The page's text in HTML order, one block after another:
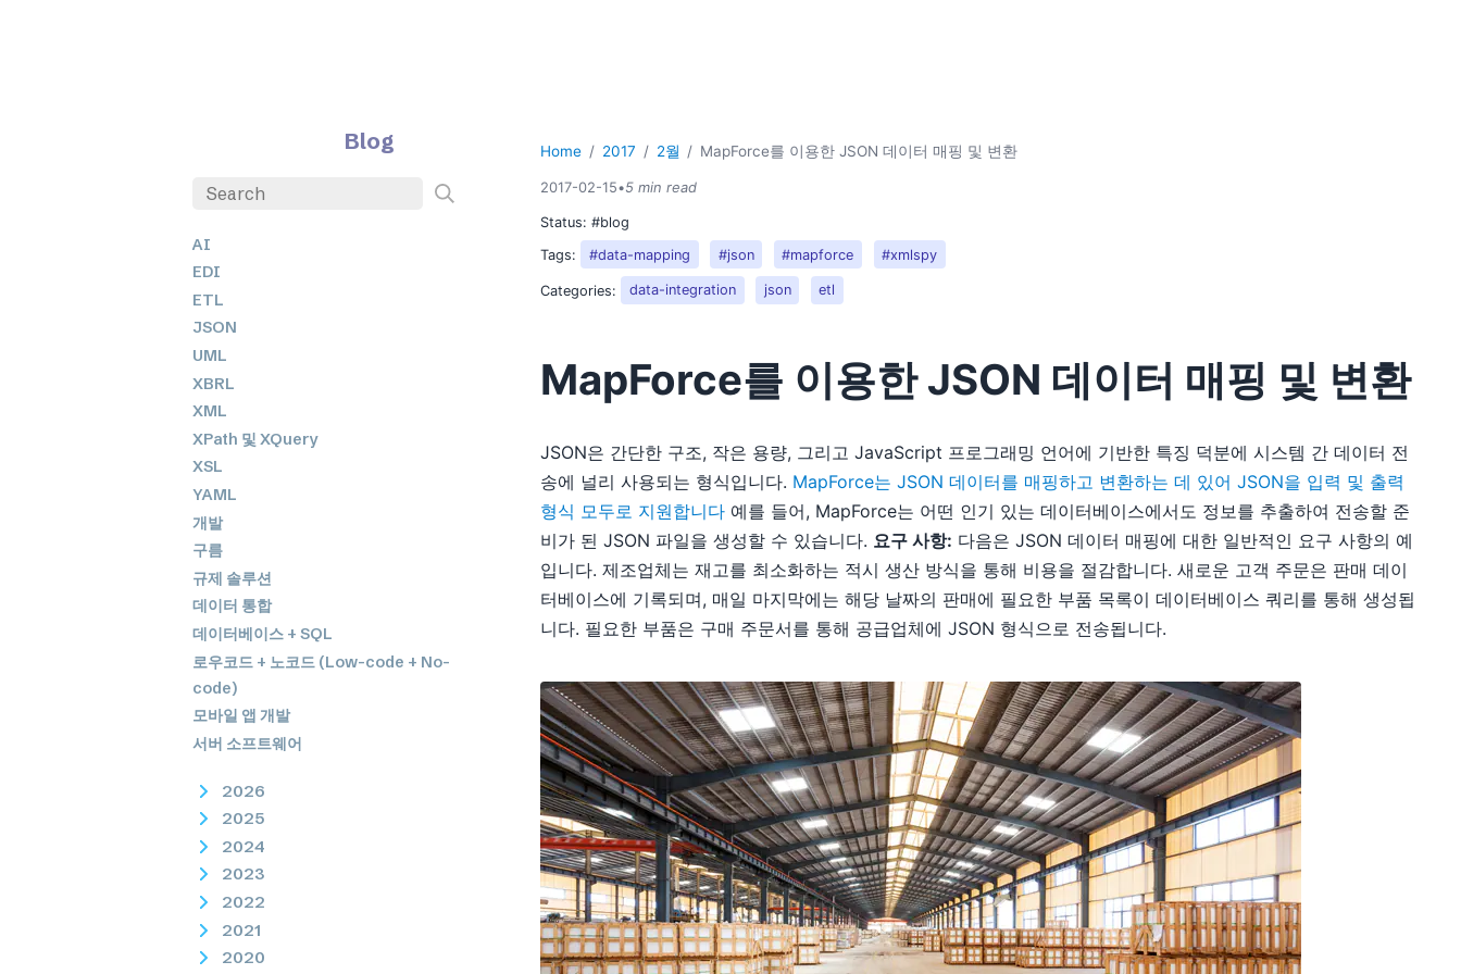
Blog
AI
EDI
ETL
JSON
UML
XBRL
XML
XPath 및 XQuery
XSL
YAML
개발
구름
규제 솔루션
데이터 통합
데이터베이스 + SQL
로우코드 + 노코드 (Low-code + No-
code)
모바일 앱 개발
서버 소프트웨어
2026
2025
2024
2023
2022
2021
2020
Home 2017 2월 MapForce를 이용한 JSON 데이터 매핑 및 변환
2017-02-15•5 min read
Status:#blog
Tags:
#data-mapping #json #mapforce #xmlspy
Categories: data-integration json etl
MapForce를 이용한 JSON 데이터 매핑 및 변환
JSON은 간단한 구조, 작은 용량, 그리고 JavaScript 프로그래밍 언어에 기반한 특징 덕분에 시스템 간 데이터 전
송에 널리 사용되는 형식입니다. MapForce는 JSON 데이터를 매핑하고 변환하는 데 있어 JSON을 입력 및 출력
형식 모두로 지원합니다 예를 들어, MapForce는 어떤 인기 있는 데이터베이스에서도 정보를 추출하여 전송할 준
비가 된 JSON 파일을 생성할 수 있습니다. 요구 사항: 다음은 JSON 데이터 매핑에 대한 일반적인 요구 사항의 예
입니다. 제조업체는 재고를 최소화하는 적시 생산 방식을 통해 비용을 절감합니다. 새로운 고객 주문은 판매 데이
터베이스에 기록되며, 매일 마지막에는 해당 날짜의 판매에 필요한 부품 목록이 데이터베이스 쿼리를 통해 생성됩
니다. 필요한 부품은 구매 주문서를 통해 공급업체에 JSON 형식으로 전송됩니다.